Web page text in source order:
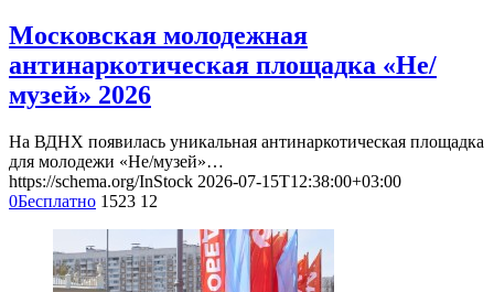
Московская молодежная
антинаркотическая площадка «Не/
музей» 2026
На ВДНХ появилась уникальная антинаркотическая площадка
для молодежи «Не/музей»…
https://schema.org/InStock 2026-07-15T12:38:00+03:00
0Бесплатно 1523 12